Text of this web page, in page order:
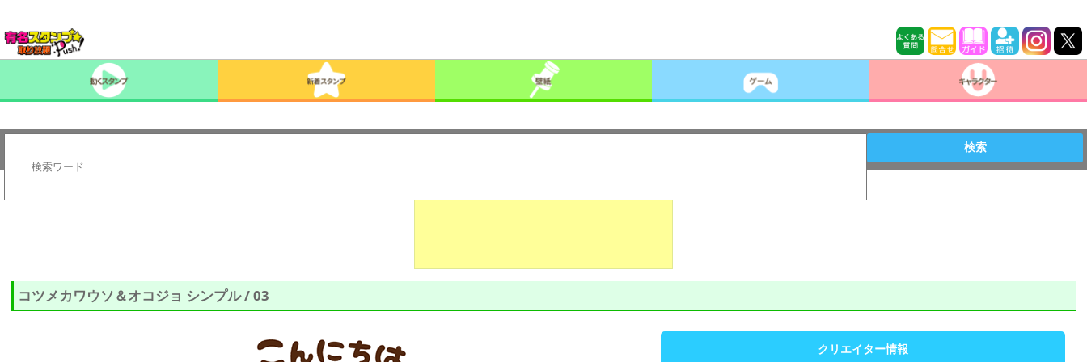
検索
コツメカワウソ＆オコジョ シンプル / 03
クリエイター情報